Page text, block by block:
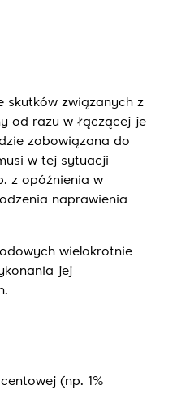
skutków związanych z
od razu w łączącej je
zobowiązana do
w tej sytuacji
z opóźnienia w
naprawienia
wielokrotnie
jej
(np. 1%